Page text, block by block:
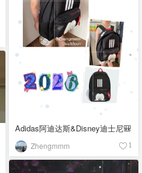
Adidas阿迪达斯&Disney迪士尼🎒
Zhengmmm 1